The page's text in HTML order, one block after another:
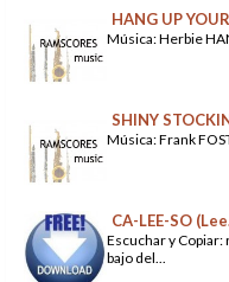
HANG UP
Música: Herbie
SHINY
Música: Frank
CA-LEE-SO
Escuchar y
bajo del...